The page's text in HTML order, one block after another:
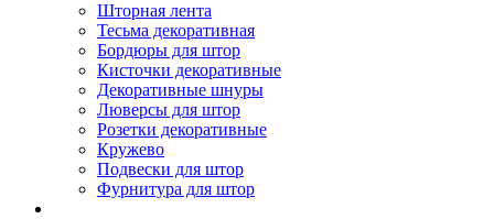
Шторная лента
Тесьма декоративная
Бордюры для штор
Кисточки декоративные
Декоративные шнуры
Люверсы для штор
Розетки декоративные
Кружево
Подвески для штор
Фурнитура для штор